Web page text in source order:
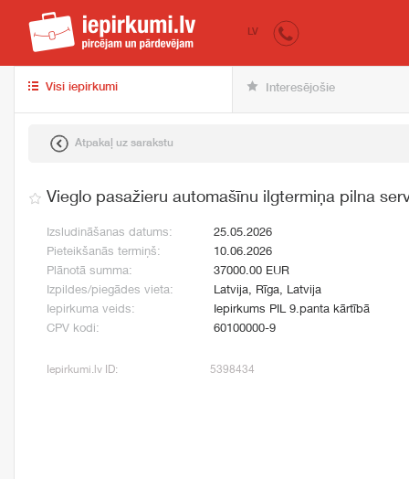
iepirkumi.lv
LV
Visi iepirkumi Interesējošie
Atpakaļ uz sarakstu
Vieglo pasažieru automašīnu ilgtermiņa pilna
Izsludināšanas datums:
25.05.2026
Pieteikšanās termiņš:
10.06.2026
Plānotā summa:
37000.00 EUR
Izpildes/piegādes vieta:
Latvija, Rīga, Latvija
Iepirkuma veids:
Iepirkums PIL 9.panta kārtībā
CPV kodi:
60100000-9
Iepirkumi.lv ID: 5398434